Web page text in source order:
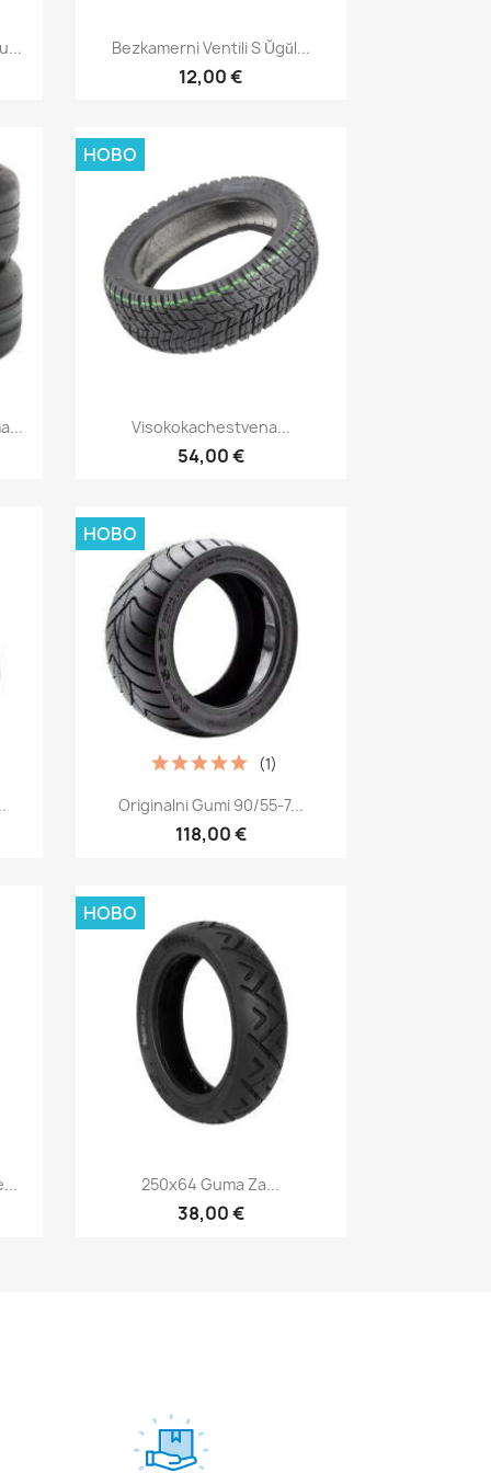
Бърз преглед
Bezkamerni Ventili S Ŭgŭl...
12,00 €
Бърз преглед
Visokokachestvena...
54,00 €
НОВО
Бърз преглед
Originalni Gumi 90/55-7...
118,00 €
(1)
НОВО
Бърз преглед
250x64 Guma Za...
38,00 €
НОВО